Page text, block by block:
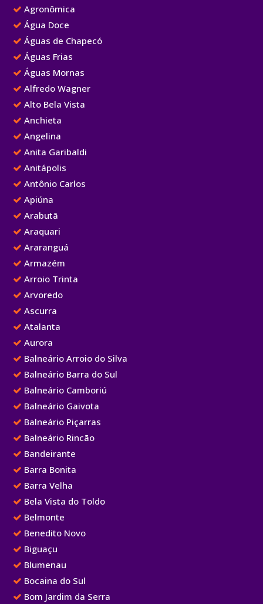
Agronômica
Água Doce
Águas de Chapecó
Águas Frias
Águas Mornas
Alfredo Wagner
Alto Bela Vista
Anchieta
Angelina
Anita Garibaldi
Anitápolis
Antônio Carlos
Apiúna
Arabutã
Araquari
Araranguá
Armazém
Arroio Trinta
Arvoredo
Ascurra
Atalanta
Aurora
Balneário Arroio do Silva
Balneário Barra do Sul
Balneário Camboriú
Balneário Gaivota
Balneário Piçarras
Balneário Rincão
Bandeirante
Barra Bonita
Barra Velha
Bela Vista do Toldo
Belmonte
Benedito Novo
Biguaçu
Blumenau
Bocaina do Sul
Bom Jardim da Serra